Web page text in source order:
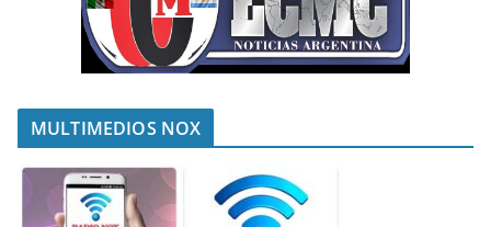
MULTIMEDIOS NOX